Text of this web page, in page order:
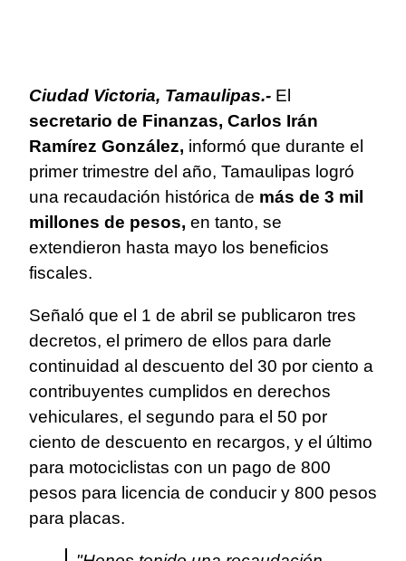
Ciudad Victoria, Tamaulipas.- El
secretario de Finanzas, Carlos Irán
Ramírez González, informó que durante el
primer trimestre del año, Tamaulipas logró
una recaudación histórica de más de 3 mil
millones de pesos, en tanto, se
extendieron hasta mayo los beneficios
fiscales.
Señaló que el 1 de abril se publicaron tres
decretos, el primero de ellos para darle
continuidad al descuento del 30 por ciento a
contribuyentes cumplidos en derechos
vehiculares, el segundo para el 50 por
ciento de descuento en recargos, y el último
para motociclistas con un pago de 800
pesos para licencia de conducir y 800 pesos
para placas.